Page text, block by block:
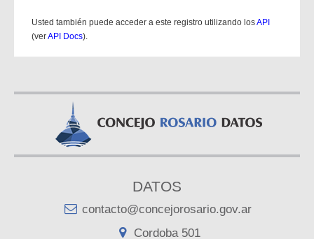
Usted también puede acceder a este registro utilizando losAPI
(verAPI Docs).
DATOS
contacto@concejorosario.gov.ar
Cordoba 501